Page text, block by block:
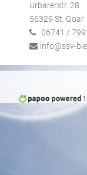
Urbarerstr. 28
56329 St. Goar
06741 /
info@ssv-